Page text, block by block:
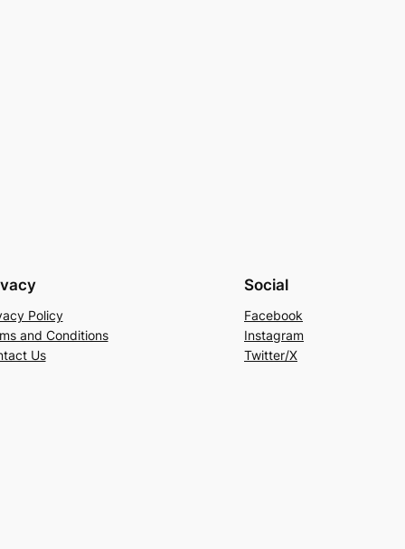
Policy
and Conditions
Us
Social
Facebook
Instagram
Twitter/X